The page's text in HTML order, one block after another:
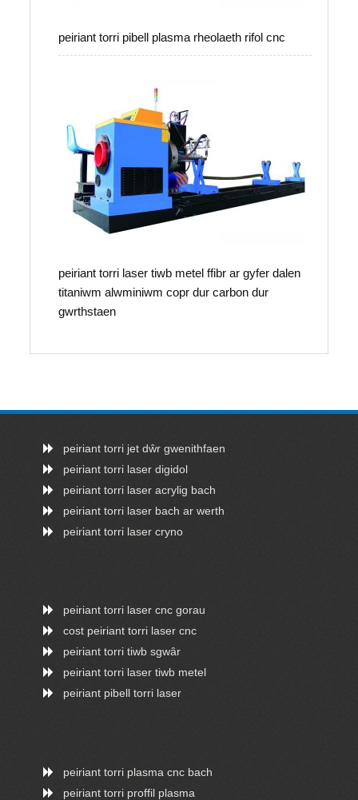
peiriant torri pibell plasma rheolaeth rifol cnc
peiriant torri laser tiwb metel ffibr ar gyfer dalen
titaniwm alwminiwm copr dur carbon dur
gwrthstaen
peiriant torri jet dŵr gwenithfaen
peiriant torri laser digidol
peiriant torri laser acrylig bach
peiriant torri laser bach ar werth
peiriant torri laser cryno
peiriant torri laser cnc gorau
cost peiriant torri laser cnc
peiriant torri tiwb sgwâr
peiriant torri laser tiwb metel
peiriant pibell torri laser
peiriant torri plasma cnc bach
peiriant torri proffil plasma